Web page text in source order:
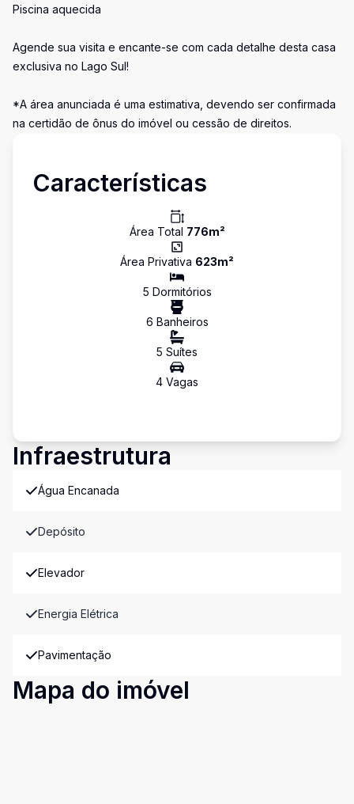
Piscina aquecida
Agende sua visita e encante-se com cada detalhe desta casa
exclusiva no Lago Sul!
*A área anunciada é uma estimativa, devendo ser confirmada
na certidão de ônus do imóvel ou cessão de direitos.
Características
Área Total 776m²
Área Privativa 623m²
5 Dormitórios
6 Banheiros
5 Suítes
4 Vagas
Infraestrutura
Água Encanada
Depósito
Elevador
Energia Elétrica
Pavimentação
Mapa do imóvel